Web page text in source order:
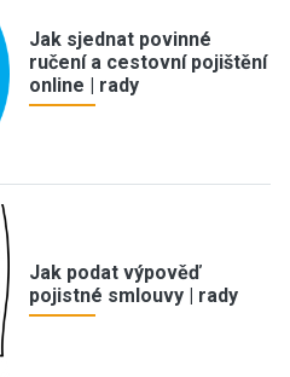
Jak sjednat povinné
ručení a cestovní pojištění
online | rady
Jak podat výpověď
pojistné smlouvy | rady